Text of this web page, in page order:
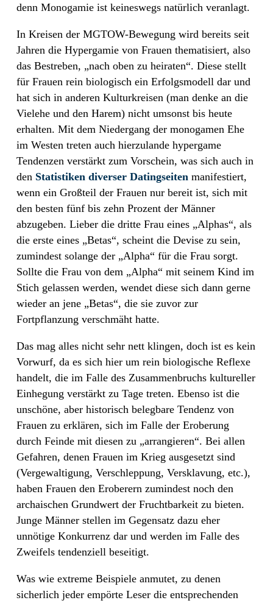
denn Monogamie ist keineswegs natürlich veranlagt.
In Kreisen der MGTOW-Bewegung wird bereits seit
Jahren die Hypergamie von Frauen thematisiert, also
das Bestreben, „nach oben zu heiraten“. Diese stellt
für Frauen rein biologisch ein Erfolgsmodell dar und
hat sich in anderen Kulturkreisen (man denke an die
Vielehe und den Harem) nicht umsonst bis heute
erhalten. Mit dem Niedergang der monogamen Ehe
im Westen treten auch hierzulande hypergame
Tendenzen verstärkt zum Vorschein, was sich auch in
den Statistiken diverser Datingseiten manifestiert,
wenn ein Großteil der Frauen nur bereit ist, sich mit
den besten fünf bis zehn Prozent der Männer
abzugeben. Lieber die dritte Frau eines „Alphas“, als
die erste eines „Betas“, scheint die Devise zu sein,
zumindest solange der „Alpha“ für die Frau sorgt.
Sollte die Frau von dem „Alpha“ mit seinem Kind im
Stich gelassen werden, wendet diese sich dann gerne
wieder an jene „Betas“, die sie zuvor zur
Fortpflanzung verschmäht hatte.
Das mag alles nicht sehr nett klingen, doch ist es kein
Vorwurf, da es sich hier um rein biologische Reflexe
handelt, die im Falle des Zusammenbruchs kultureller
Einhegung verstärkt zu Tage treten. Ebenso ist die
unschöne, aber historisch belegbare Tendenz von
Frauen zu erklären, sich im Falle der Eroberung
durch Feinde mit diesen zu „arrangieren“. Bei allen
Gefahren, denen Frauen im Krieg ausgesetzt sind
(Vergewaltigung, Verschleppung, Versklavung, etc.),
haben Frauen den Eroberern zumindest noch den
archaischen Grundwert der Fruchtbarkeit zu bieten.
Junge Männer stellen im Gegensatz dazu eher
unnötige Konkurrenz dar und werden im Falle des
Zweifels tendenziell beseitigt.
Was wie extreme Beispiele anmutet, zu denen
sicherlich jeder empörte Leser die entsprechenden